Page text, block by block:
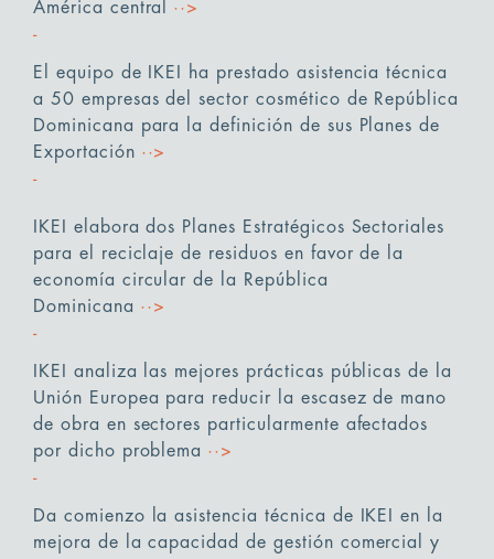
América central ··>
El equipo de IKEI ha prestado asistencia técnica
a 50 empresas del sector cosmético de República
Dominicana para la definición de sus Planes de
Exportación ··>
IKEI elabora dos Planes Estratégicos Sectoriales
para el reciclaje de residuos en favor de la
economía circular de la República
Dominicana ··>
IKEI analiza las mejores prácticas públicas de la
Unión Europea para reducir la escasez de mano
de obra en sectores particularmente afectados
por dicho problema ··>
Da comienzo la asistencia técnica de IKEI en la
mejora de la capacidad de gestión comercial y